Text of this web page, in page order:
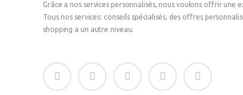
Grâce a nos services personnalisés, nous voulons offrir
Tous nos services: conseils spécialisés, des offres
shopping a un autre niveau.